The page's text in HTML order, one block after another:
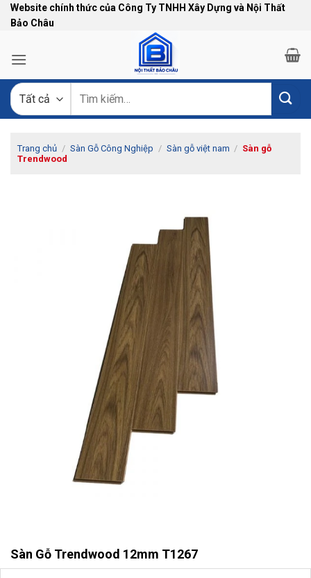
Bỏ
qua
dung
Website chính thức của Công Ty TNHH Xây Dựng và Nội Thất
Bảo Châu
kiếm:
Trang chủ / Sàn Gỗ Công Nghiệp / Sàn gỗ việt nam / Sàn gỗ
Trendwood
Sàn Gỗ Trendwood 12mm T1267